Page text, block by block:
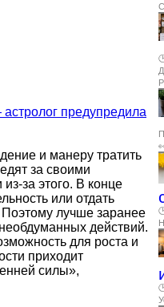
предупредила
и манеру тратить
за своими
за этого. В конце
или отдать
лучше заранее
действий.
для роста и
приходит
силы»,